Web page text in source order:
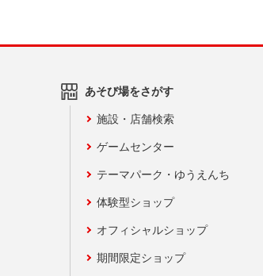
あそび場をさがす
施設・店舗検索
ゲームセンター
テーマパーク・ゆうえんち
体験型ショップ
オフィシャルショップ
期間限定ショップ